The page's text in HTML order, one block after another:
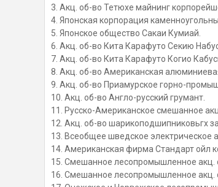
3. Акц. об-во Тетюхе майнинг
4. Японская корпорация
5. Японское общество Сакаи Кумиай.
6. Акц. об-во Кита Карафуто Секию
7. Акц. об-во Кита Карафуто Когио
8. Акц. об-во Американская
9. Акц. об-во Приамурское горно-
10. Акц. об-во Англо-русский грумант.
11. Русско-Американское смешанное
12. Акц. об-во шарикоподшипниковьгх
13. Всеобщее шведское электрическое
14. Американская фирма Стандарт ойл
15. Смешанное лесопромышленное акц.
16. Смешанное лесопромышленное акц.